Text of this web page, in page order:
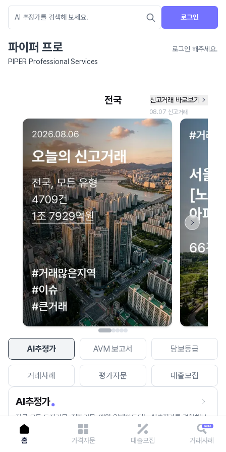
로그인
파이퍼 프로
로그인 해주세요.
PIPER Professional Services
AI추정가 AVM 보고서 담보등급
거래사례 평가자문 대출모집
AI추정가
전국 모든 토지건물, 집합건물, 매월 업데이트되는 AI추정가를 경험해보
세요.
네이버 지도 연결 안내
현재 네이버 지도 연결이 원활하지 않아 지도를 불러올 수 없습니다.
이용에 불편을 드려 죄송합니다.
다시 시도
홈 가격자문 대출모집 거래사례